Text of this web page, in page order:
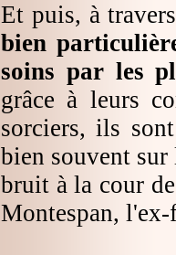
Et puis, à
bien
soins par les
grâce à leurs
sorciers, ils
bien souvent
bruit à la cour
Montespan,